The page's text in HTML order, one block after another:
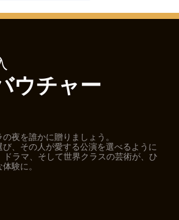
ウチャー
夜を誰かに贈りましょう。
、その人が愛する公演を選べるように
ラマ、そして世界クラスの芸術が、ひ
験に。